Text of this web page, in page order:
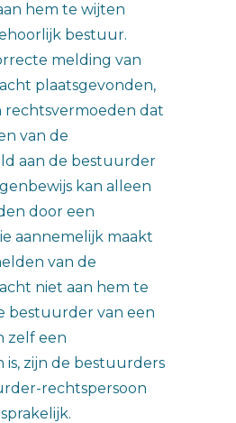
hem te wijten
bestuur.
melding van
plaatsgevonden,
rechtsvermoeden dat
van de
aan de bestuurder
kan alleen
door een
aannemelijk maakt
van de
niet aan hem te
bestuurder van een
zelf een
is, zijn de bestuurders
rechtspersoon